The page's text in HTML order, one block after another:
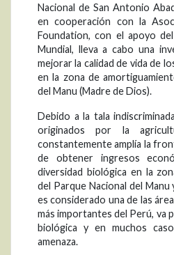
Nacional de San Antonio
en cooperación con la
Foundation, con el apoyo
Mundial, lleva a cabo una
mejorar la calidad de vida de
en la zona de
del Manu (Madre de Dios).
Debido a la tala
originados por la
constantemente amplía la
de obtener ingresos
diversidad biológica en la
del Parque Nacional del Manu
es considerado una de las
más importantes del Perú, va
biológica y en muchos
amenaza.